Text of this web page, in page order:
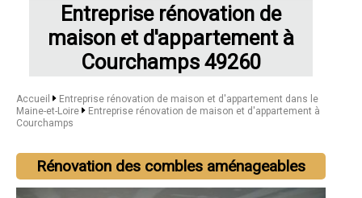
Entreprise rénovation de
maison et d'appartement à
Courchamps 49260
Accueil
Entreprise rénovation de maison et d'appartement dans le
Maine-et-Loire
Entreprise rénovation de maison et d'appartement à
Courchamps
Rénovation des combles aménageables